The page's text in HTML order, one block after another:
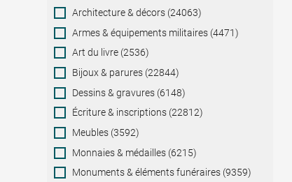
Category
Architecture & décors (24063)
Armes & équipements militaires (4471)
Art du livre (2536)
Bijoux & parures (22844)
Dessins & gravures (6148)
Écriture & inscriptions (22812)
Meubles (3592)
Monnaies & médailles (6215)
Monuments & éléments funéraires (9359)